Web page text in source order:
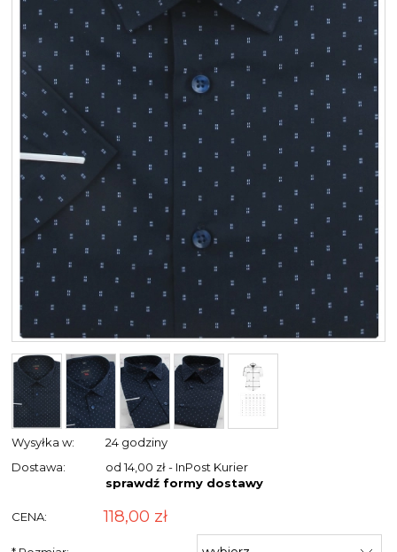
Wysyłka w:
24 godziny
Dostawa:
od 14,00 zł - InPost Kurier
sprawdź formy dostawy
CENA: 118,00 zł